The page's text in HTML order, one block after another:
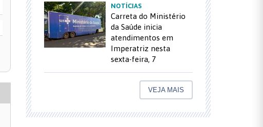
NOTÍCIAS
Carreta do Ministério
da Saúde inicia
atendimentos em
Imperatriz nesta
sexta-feira, 7
VEJA MAIS